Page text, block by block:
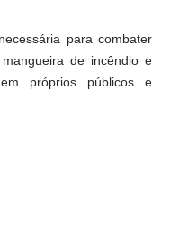
para combater
de incêndio e
próprios públicos e